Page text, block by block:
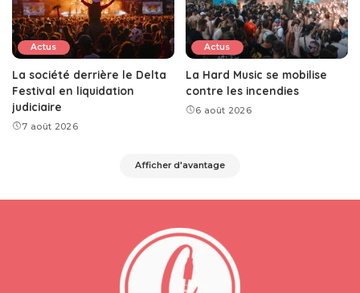
Actus
La société derrière le Delta
Festival en liquidation
judiciaire
7 août 2026
Actus
La Hard Music se mobilise
contre les incendies
6 août 2026
Afficher d'avantage